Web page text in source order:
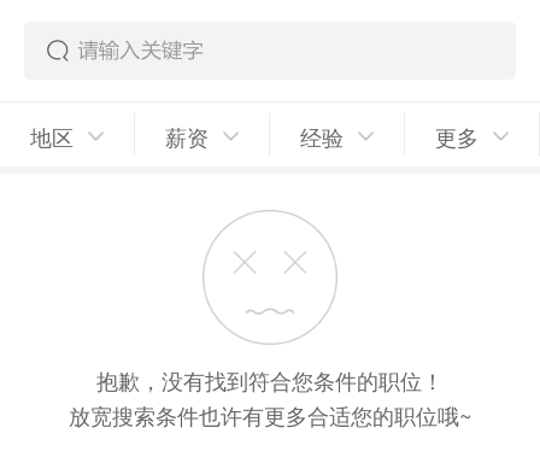
地区 薪资 经验 更多
抱歉，没有找到符合您条件的职位！
放宽搜索条件也许有更多合适您的职位哦~